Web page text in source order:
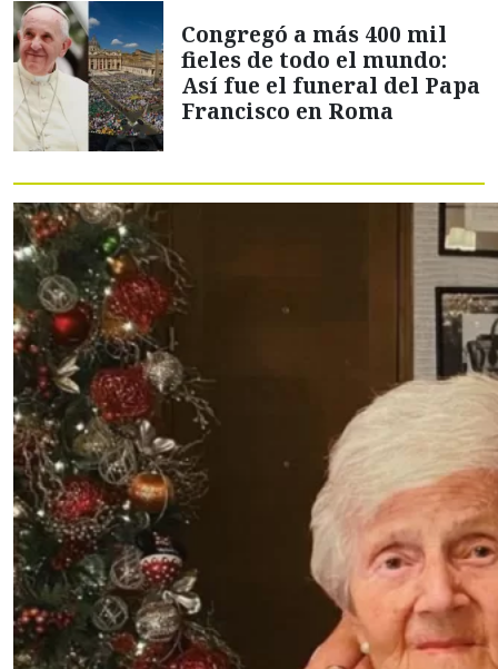
Congregó a más 400 mil
fieles de todo el mundo:
Así fue el funeral del Papa
Francisco en Roma